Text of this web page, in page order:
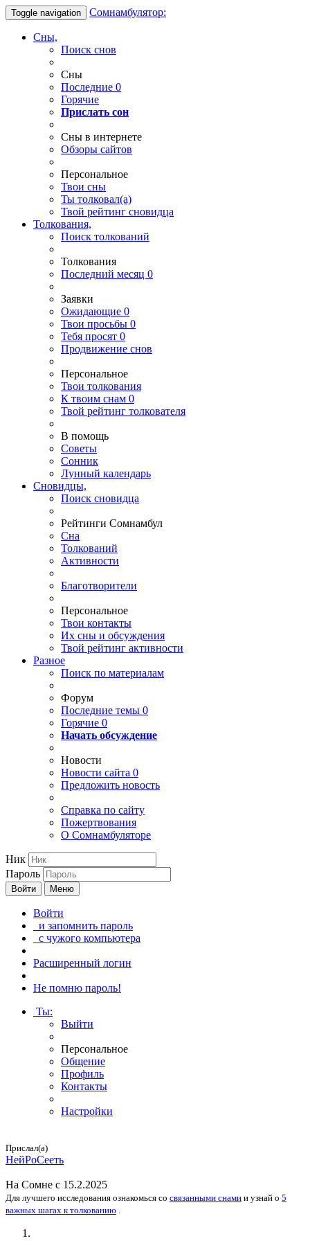
Toggle navigation Сомнамбулятор:
Сны,
Поиск снов
Сны
Последние 0
Горячие
Прислать сон
Сны в интернете
Обзоры сайтов
Персональное
Твои сны
Ты толковал(а)
Твой рейтинг сновидца
Толкования,
Поиск толкований
Толкования
Последний месяц 0
Заявки
Ожидающие 0
Твои просьбы 0
Тебя просят 0
Продвижение снов
Персональное
Твои толкования
К твоим снам 0
Твой рейтинг толкователя
В помощь
Советы
Сонник
Лунный календарь
Сновидцы,
Поиск сновидца
Рейтинги Сомнамбул
Сна
Толкований
Активности
Благотворители
Персональное
Твои контакты
Их сны и обсуждения
Твой рейтинг активности
Разное
Поиск по материалам
Форум
Последние темы 0
Горячие 0
Начать обсуждение
Новости
Новости сайта 0
Предложить новость
Справка по сайту
Пожертвования
О Сомнамбуляторе
Ник
Пароль
Войти Меню
Войти
и запомнить пароль
с чужого компьютера
Расширенный логин
Не помню пароль!
Ты:
Выйти
Персональное
Общение
Профиль
Контакты
Настройки
Прислал(а)
Ней­Ро­Се­еть
На Сомне с 15.2.2025
Для лучшего исследования ознакомься со связанными снами и узнай о 5
важных шагах к толкованию .